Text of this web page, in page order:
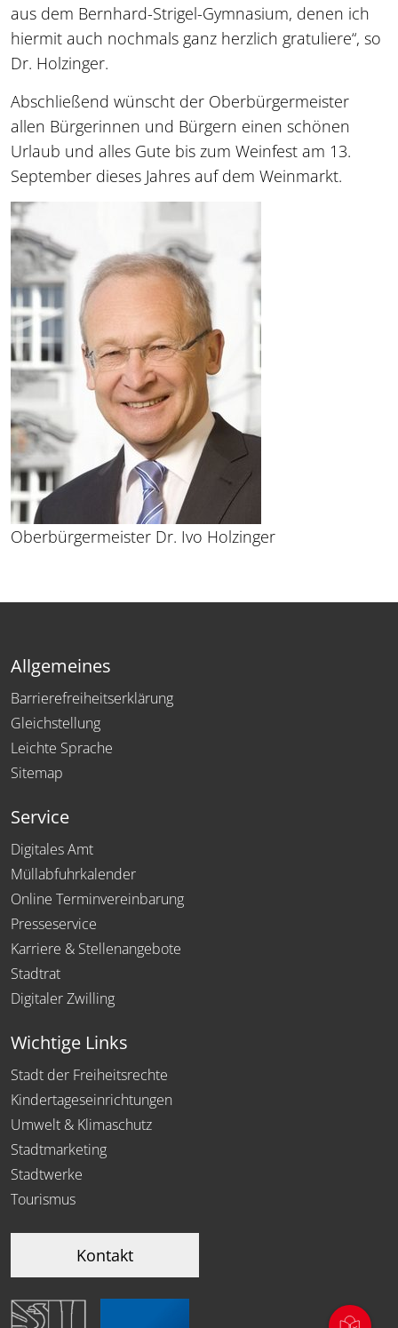
aus dem Bernhard-Strigel-Gymnasium, denen ich
hiermit auch nochmals ganz herzlich gratuliere“, so
Dr. Holzinger.
Abschließend wünscht der Oberbürgermeister
allen Bürgerinnen und Bürgern einen schönen
Urlaub und alles Gute bis zum Weinfest am 13.
September dieses Jahres auf dem Weinmarkt.
Oberbürgermeister Dr. Ivo Holzinger
Allgemeines
Barrierefreiheitserklärung
Gleichstellung
Leichte Sprache
Sitemap
Service
Digitales Amt
Müllabfuhrkalender
Online Terminvereinbarung
Presseservice
Karriere & Stellenangebote
Stadtrat
Digitaler Zwilling
Wichtige Links
Stadt der Freiheitsrechte
Kindertageseinrichtungen
Umwelt & Klimaschutz
Stadtmarketing
Stadtwerke
Tourismus
Kontakt